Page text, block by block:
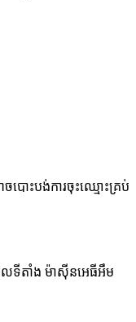
ោះបង់ការចុះឈ្មោះគ្រប់
លទីតាំង ម៉ាស៊ីនអេធីអឹម